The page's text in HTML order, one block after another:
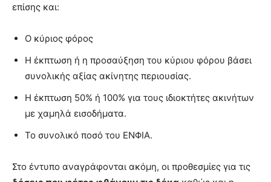
επίσης και:
Ο κύριος φόρος
Η έκπτωση ή η προσαύξηση του κύριου φόρου βάσει
συνολικής αξίας ακίνητης περιουσίας.
Η έκπτωση 50% ή 100% για τους ιδιοκτήτες ακινήτων
με χαμηλά εισοδήματα.
Το συνολικό ποσό του ΕΝΦΙΑ.
Στο έντυπο αναγράφονται ακόμη, οι προθεσμίες για τις